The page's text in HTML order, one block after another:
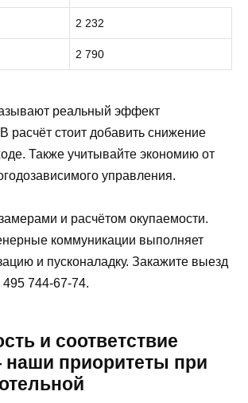
2 232
2 790
реальный эффект
расчёт стоит добавить снижение
Также учитывайте экономию от
управления.
и расчётом окупаемости.
коммуникации выполняет
и пусконаладку. Закажите выезд
744-67-74.
и соответствие
приоритеты при